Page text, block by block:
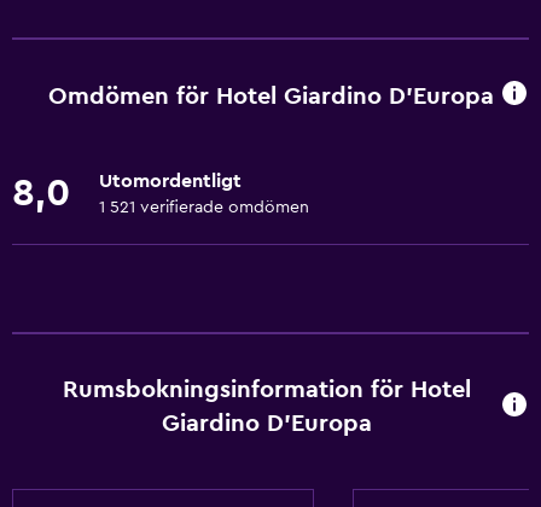
Gratis WiFi
Brandsläckare
Kroppstvål
Luftkonditionering
Restauranger
Omdömen för Hotel Giardino D'Europa
8,0 Utomordentligt
1 521 verifierade omdömen
Rumsbokningsinformation för Hotel
Giardino D'Europa